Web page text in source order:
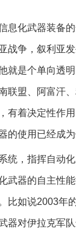
息化武器装备
战争，叙利亚
就是个单向透
联盟、阿富汗
有着决定性作
的使用已经成
统，指挥自动
武器的自主性
比如说2003年
器对伊拉克军